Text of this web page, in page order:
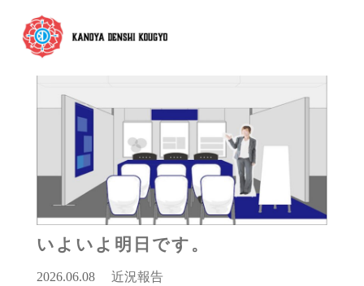
いよいよ明日です。
2026.06.08 近況報告